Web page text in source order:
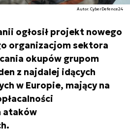
Autor. CyberDefence24
ogłosił projekt nowego
organizacjom sektora
okupów grupom
z najdalej idących
w Europie, mający na
ataków